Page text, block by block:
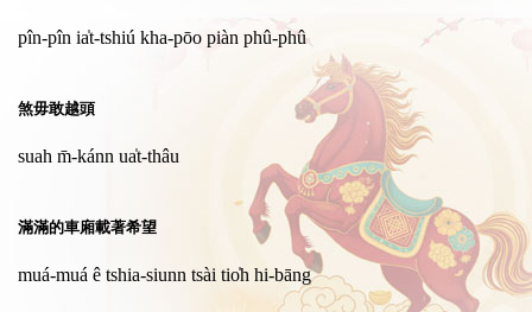
pîn-pîn ia̍t-tshiú kha-pōo piàn phû-phû
煞毋敢越頭
suah m̄-kánn ua̍t-thâu
滿滿的車廂載著希望
muá-muá ê tshia-siunn tsài tio̍h hi-bāng